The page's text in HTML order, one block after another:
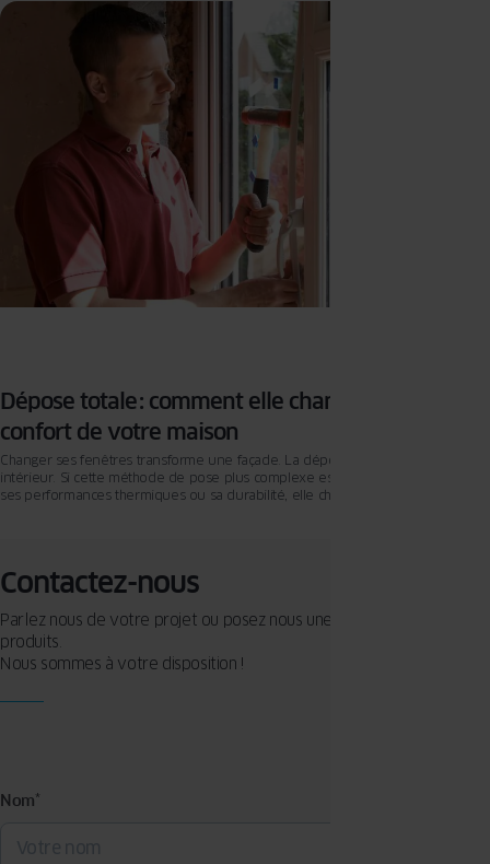
votre maison. Face à la diversité des matériaux, des vitrages, des systèmes
d’ouverture et des contraintes liées à l’existant, il n’est pas toujours simple de
s’y retrouver. Cet article vous guide à travers les critères essentiels pour faire
un choix éclairé, durable et cohérent avec votre mode de vie comme avec
Dépose totale : comment elle change vraiment le
confort de votre maison
Changer ses fenêtres transforme une façade. La dépose totale transforme un
intérieur. Si cette méthode de pose plus complexe est souvent choisie pour
ses performances thermiques ou sa durabilité, elle change surtout le ressenti
Contactez-nous
Parlez nous de votre projet ou posez nous une question sur nos
produits.
Nous sommes à votre disposition !
Nom*